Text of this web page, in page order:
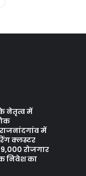
नेतृत्व में
में
क्लस्टर
रोजगार
निवेश का